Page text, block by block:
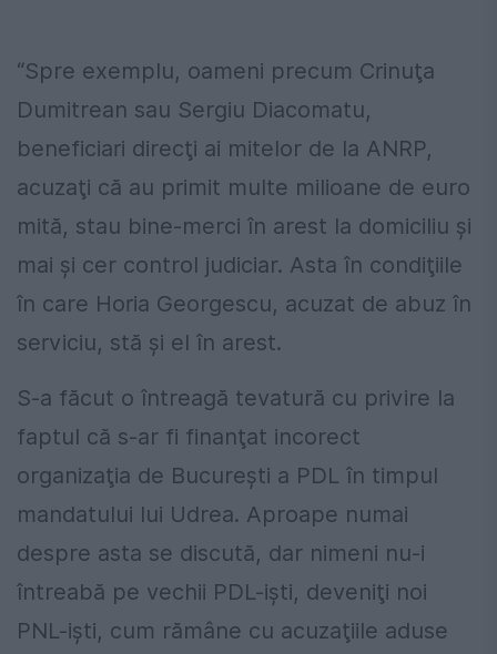
“Spre exemplu, oameni precum Crinuţa
Dumitrean sau Sergiu Diacomatu,
beneficiari direcţi ai mitelor de la ANRP,
acuzaţi că au primit multe milioane de euro
mită, stau bine-merci în arest la domiciliu şi
mai şi cer control judiciar. Asta în condiţiile
în care Horia Georgescu, acuzat de abuz în
serviciu, stă şi el în arest.
S-a făcut o întreagă tevatură cu privire la
faptul că s-ar fi finanţat incorect
organizaţia de Bucureşti a PDL în timpul
mandatului lui Udrea. Aproape numai
despre asta se discută, dar nimeni nu-i
întreabă pe vechii PDL-işti, deveniţi noi
PNL-işti, cum rămâne cu acuzaţiile aduse